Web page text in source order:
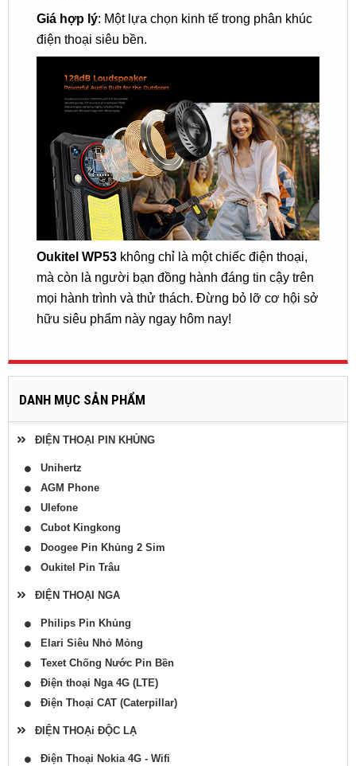
Giá hợp lý: Một lựa chọn kinh tế trong phân khúc
điện thoại siêu bền.
Oukitel WP53 không chỉ là một chiếc điện thoại,
mà còn là người bạn đồng hành đáng tin cậy trên
mọi hành trình và thử thách. Đừng bỏ lỡ cơ hội sở
hữu siêu phẩm này ngay hôm nay!
DANH MỤC SẢN PHẨM
ĐIỆN THOẠI PIN KHỦNG
Unihertz
AGM Phone
Ulefone
Cubot Kingkong
Doogee Pin Khủng 2 Sim
Oukitel Pin Trâu
ĐIỆN THOẠI NGA
Philips Pin Khủng
Elari Siêu Nhỏ Mỏng
Texet Chống Nước Pin Bền
Điện thoại Nga 4G (LTE)
Điện Thoại CAT (Caterpillar)
ĐIỆN THOẠi ĐỘC LẠ
Điện Thoại Nokia 4G - Wifi